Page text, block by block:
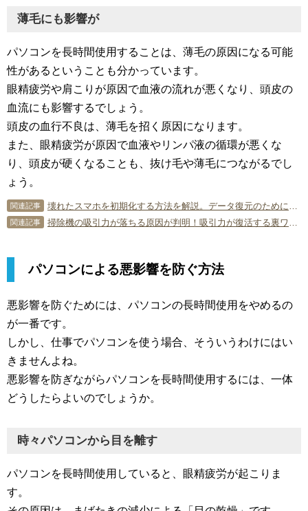
薄毛にも影響が
パソコンを長時間使用することは、薄毛の原因になる可能
性があるということも分かっています。
眼精疲労や肩こりが原因で血液の流れが悪くなり、頭皮の
血流にも影響するでしょう。
頭皮の血行不良は、薄毛を招く原因になります。
また、眼精疲労が原因で血液やリンパ液の循環が悪くな
り、頭皮が硬くなることも、抜け毛や薄毛につながるでし
ょう。
関連記事
関連記事
パソコンによる悪影響を防ぐ方法
悪影響を防ぐためには、パソコンの長時間使用をやめるの
が一番です。
しかし、仕事でパソコンを使う場合、そういうわけにはい
きませんよね。
悪影響を防ぎながらパソコンを長時間使用するには、一体
どうしたらよいのでしょうか。
時々パソコンから目を離す
パソコンを長時間使用していると、眼精疲労が起こりま
す。